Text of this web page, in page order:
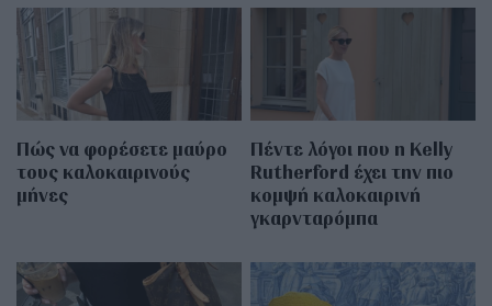
Πώς να φορέσετε μαύρο
τους καλοκαιρινούς
μήνες
Πέντε λόγοι που η Kelly
Rutherford έχει την πιο
κομψή καλοκαιρινή
γκαρνταρόμπα